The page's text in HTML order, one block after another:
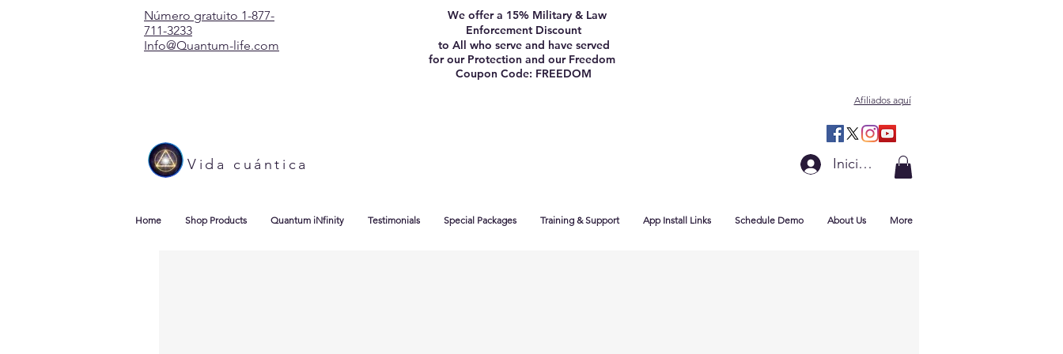
Número gratuito 1-877-
711-3233
Info@Quantum-life.com
We offer a 15% Military & Law
Enforcement Discount
to All who serve and have served
for our Protection and our Freedom
Coupon Code: FREEDOM
Afiliados aquí
Vida cuántica Iniciar sesión
Home Shop Products Quantum iNfinity Testimonials Special Packages Training & Support App Install Links Schedule Demo About Us More